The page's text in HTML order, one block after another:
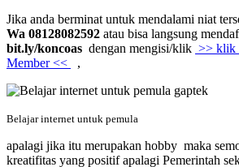
Jika anda berminat untuk mendalami niat
Wa 08128082592 atau bisa langsung
bit.ly/koncoas dengan mengisi/klik >> klik
Member <<
,
Belajar internet untuk pemula
apalagi jika itu merupakan hobby maka
kreatifitas yang positif apalagi Pemerintah